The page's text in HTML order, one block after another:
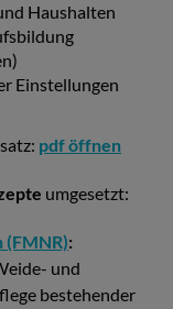
Haushalten
Einstellungen
pdf öffnen
umgesetzt:
(FMNR):
und
bestehender